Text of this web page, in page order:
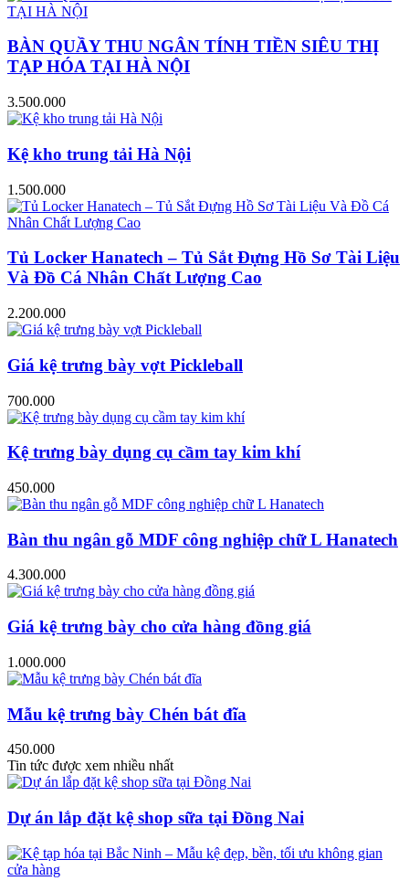
BÀN QUẦY THU NGÂN TÍNH TIỀN SIÊU THỊ
TẠP HÓA TẠI HÀ NỘI
3.500.000
Kệ kho trung tải Hà Nội
1.500.000
Tủ Locker Hanatech – Tủ Sắt Đựng Hồ Sơ Tài Liệu
Và Đồ Cá Nhân Chất Lượng Cao
2.200.000
Giá kệ trưng bày vợt Pickleball
700.000
Kệ trưng bày dụng cụ cầm tay kim khí
450.000
Bàn thu ngân gỗ MDF công nghiệp chữ L Hanatech
4.300.000
Giá kệ trưng bày cho cửa hàng đồng giá
1.000.000
Mẫu kệ trưng bày Chén bát đĩa
450.000
Tin tức được xem nhiều nhất
Dự án lắp đặt kệ shop sữa tại Đồng Nai